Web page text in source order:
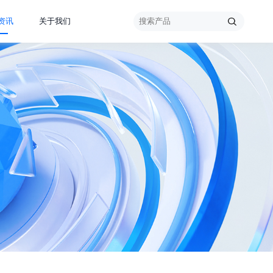
讯 关于我们